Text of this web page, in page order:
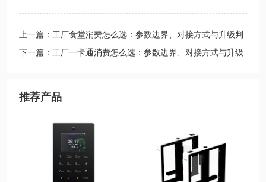
上一篇：工厂食堂消费怎么选：参数边界、对接方式与升级判
断
下一篇：工厂一卡通消费怎么选：参数边界、对接方式与升级
推荐产品